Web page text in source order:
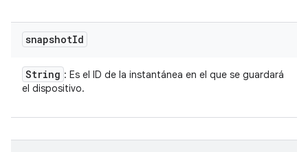
snapshotId
String : Es el ID de la instantánea en el que se guardará
el dispositivo.